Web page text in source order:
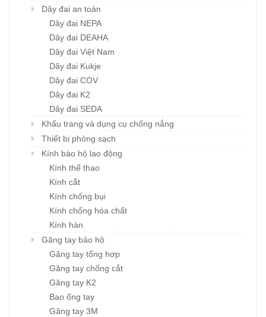
Dây đai an toàn
Dây đai NEPA
Dây đai DEAHA
Dây đai Việt Nam
Dây đai Kukje
Dây đai COV
Dây đai K2
Dây đai SEDA
Khẩu trang và dụng cụ chống nắng
Thiết bị phòng sạch
Kính bảo hộ lao động
Kính thể thao
Kính cắt
Kính chống bụi
Kính chống hóa chất
Kính hàn
Găng tay bảo hộ
Găng tay tổng hợp
Găng tay chống cắt
Găng tay K2
Bao ống tay
Găng tay 3M